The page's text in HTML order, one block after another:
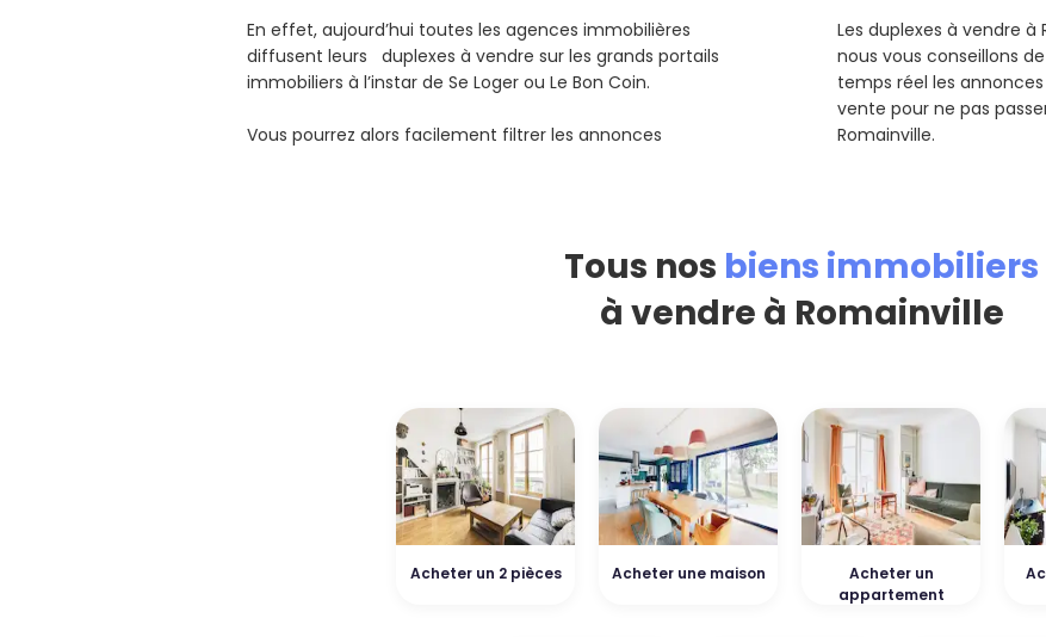
En effet, aujourd’hui toutes les agences immobilières
diffusent leurs duplexes à vendre sur les grands portails
immobiliers à l’instar de Se Loger ou Le Bon Coin.
Vous pourrez alors facilement filtrer les annonces
Les duplexes à vendre
nous vous conseillons
temps réel les
vente pour ne pas
Romainville.
Tous nos biens immobiliers
à vendre à Romainville
Acheter un 2 pièces Acheter une maison
Acheter un
appartement